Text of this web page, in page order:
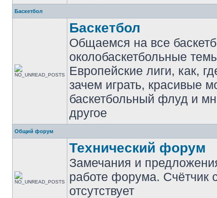
Баскетбол
Баскетбол
Общаемся на все
околобаскетбольные
Европейские лиги, как,
зачем играть, красивые
баскетбольный флуд и
другое
Общий форум
Технический форум
Замечания и
работе форума. Счётчик
отсутствует